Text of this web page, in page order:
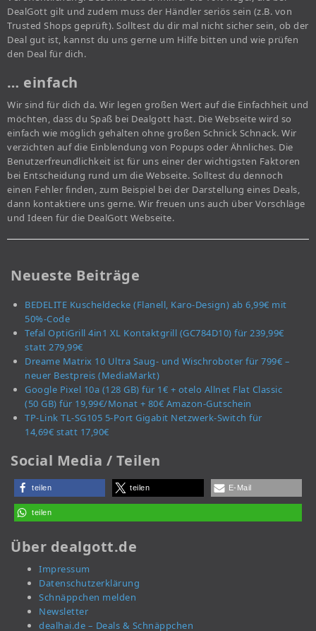
DealGott gilt und zudem muss der Händler seriös sein (z.B. von
Trusted Shops geprüft). Solltest du dir mal nicht sicher sein, ob der
Deal gut ist, kannst du uns gerne um Hilfe bitten und wie prüfen
den Deal für dich.
… einfach
Wir sind für dich da. Wir legen großen Wert auf die Einfachheit und
möchten, dass du Spaß bei Dealgott hast. Die Webseite wird so
einfach wie möglich gehalten ohne großen Schnick Schnack. Wir
verzichten auf die Einblendung von Popups oder Ähnliches. Die
Benutzerfreundlichkeit ist für uns einer der wichtigsten Faktoren
bei Entscheidung rund um die Webseite. Solltest du dennoch
einen Fehler finden, zum Beispiel bei der Darstellung eines Deals,
dann kontaktiere uns gerne. Wir freuen uns auch über Vorschläge
und Ideen für die DealGott Webseite.
Neueste Beiträge
BEDELITE Kuscheldecke (Flanell, Karo-Design) ab 6,99€ mit
50%-Code
Tefal OptiGrill 4in1 XL Kontaktgrill (GC784D10) für 239,99€
statt 279,99€
Dreame Matrix 10 Ultra Saug- und Wischroboter für 799€ –
neuer Bestpreis (MediaMarkt)
Google Pixel 10a (128 GB) für 1€ + otelo Allnet Flat Classic
(50 GB) für 19,99€/Monat + 80€ Amazon-Gutschein
TP-Link TL-SG105 5-Port Gigabit Netzwerk-Switch für
14,69€ statt 17,90€
Social Media / Teilen
teilen teilen E-Mail
teilen
Über dealgott.de
Impressum
Datenschutzerklärung
Schnäppchen melden
Newsletter
dealhai.de – Deals & Schnäppchen